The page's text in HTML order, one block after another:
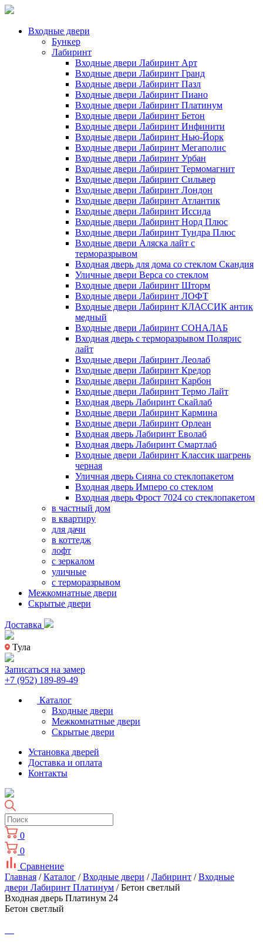
Входные двери
Бункер
Лабиринт
Входные двери Лабиринт Арт
Входные двери Лабиринт Гранд
Входные двери Лабиринт Пазл
Входные двери Лабиринт Пиано
Входные двери Лабиринт Платинум
Входные двери Лабиринт Бетон
Входные двери Лабиринт Инфинити
Входные двери Лабиринт Нью-Йорк
Входные двери Лабиринт Мегаполис
Входные двери Лабиринт Урбан
Входные двери Лабиринт Термомагнит
Входные двери Лабиринт Сильвер
Входные двери Лабиринт Лондон
Входные двери Лабиринт Атлантик
Входные двери Лабиринт Иссида
Входные двери Лабиринт Норд Плюс
Входные двери Лабиринт Тундра Плюс
Входные двери Аляска лайт с
терморазрывом
Входная дверь для дома со стеклом Скандия
Уличные двери Верса со стеклом
Входные двери Лабиринт Шторм
Входные двери Лабиринт ЛОФТ
Входные двери Лабиринт КЛАССИК антик
медный
Входные двери Лабиринт СОНАЛАБ
Входная дверь с терморазрывом Полярис
лайт
Входные двери Лабиринт Леолаб
Входные двери Лабиринт Кредор
Входные двери Лабиринт Карбон
Входные двери Лабиринт Термо Лайт
Входная дверь Лабиринт Скайлаб
Входные двери Лабиринт Кармина
Входные двери Лабиринт Орлеан
Входная дверь Лабиринт Еволаб
Входная дверь Лабиринт Смартлаб
Входные двери Лабиринт Классик шагрень
черная
Уличная дверь Сияна со стеклопакетом
Входная дверь Имперо со стеклом
Входная дверь Фрост 7024 со стеклопакетом
в частный дом
в квартиру
для дачи
в коттедж
лофт
с зеркалом
уличные
с терморазрывом
Межкомнатные двери
Скрытые двери
Доставка
Тула
Записаться на замер
+7 (952) 189-89-49
Каталог
Входные двери
Межкомнатные двери
Скрытые двери
Установка дверей
Доставка и оплата
Контакты
0
0
Сравнение
Главная /Каталог /Входные двери /Лабиринт /Входные
двери Лабиринт Платинум / Бетон светлый
Входная дверь Платинум 24
Бетон светлый